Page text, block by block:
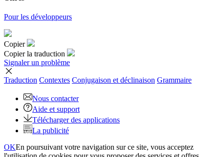
Pour les développeurs
Copier
Copier la traduction
Signaler un problème
Traduction Contextes Conjugaison et déclinaison Grammaire
Nous contacter
Aide et support
Télécharger des applications
La publicité
OKEn poursuivant votre navigation sur ce site, vous acceptez